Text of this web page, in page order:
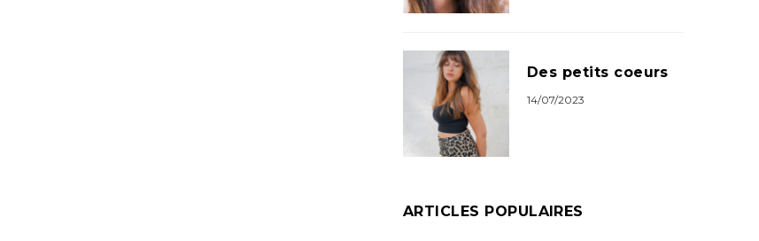
Des petits coeurs
14/07/2023
ARTICLES POPULAIRES